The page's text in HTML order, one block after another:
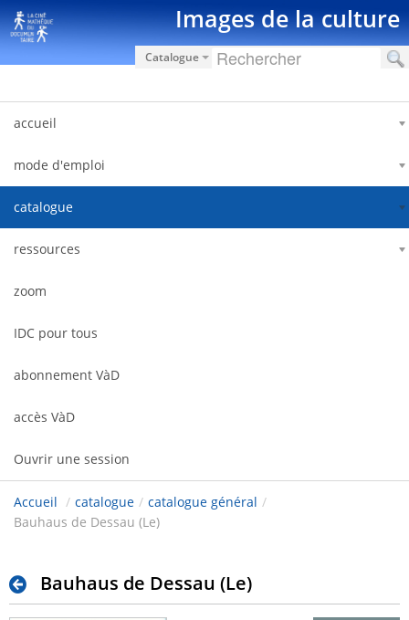
Saut au contenu Images de la culture
Catalogue
accueil
mode d'emploi
catalogue
ressources
zoom
IDC pour tous
abonnement VàD
accès VàD
Ouvrir une session
Accueil / catalogue / catalogue général /
Bauhaus de Dessau (Le)
Bauhaus de Dessau (Le)